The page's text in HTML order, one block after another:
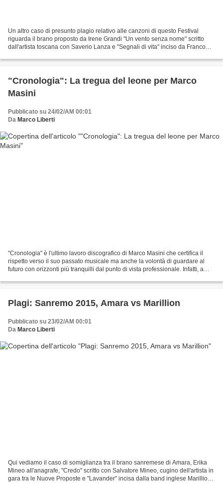
Un altro caso di presunto plagio relativo alle canzoni di questo Festival
riguarda il brano proposto da Irene Grandi "Un vento senza nome" scritto
dall'artista toscana con Saverio Lanza e "Segnali di vita" inciso da Franco
"Cronologia": La tregua del leone per Marco
Masini
Pubblicato su 24/02/AM 00:01
Da Marco Liberti
"Cronologia" è l'ultimo lavoro discografico di Marco Masini che certifica il
rispetto verso il suo passato musicale ma anche la volontà di guardare al
futuro con orizzonti più tranquilli dal punto di vista professionale. Infatti, a
Plagi: Sanremo 2015, Amara vs Marillion
Pubblicato su 23/02/AM 00:01
Da Marco Liberti
Qui vediamo il caso di somiglianza tra il brano sanremese di Amara, Erika
Mineo all'anagrafe, "Credo" scritto con Salvatore Mineo, cugino dell'artista in
gara tra le Nuove Proposte e "Lavander" incisa dalla band inglese Marillion